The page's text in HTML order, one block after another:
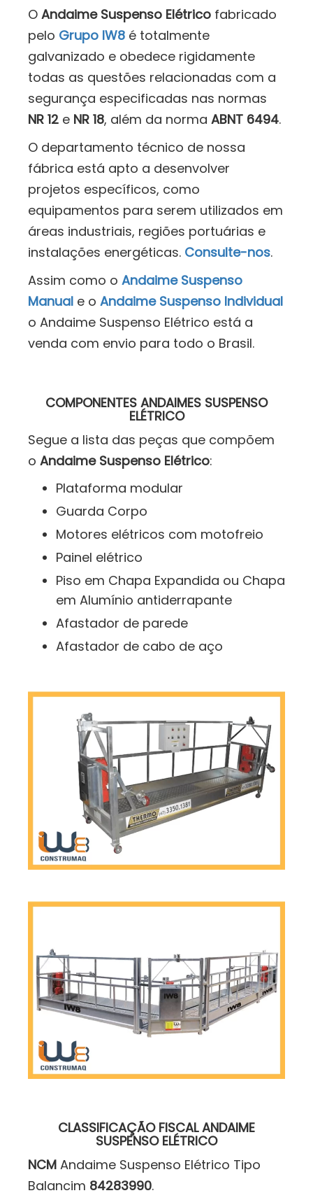
O Andaime Suspenso Elétrico fabricado
pelo Grupo IW8 é totalmente
galvanizado e obedece rigidamente
todas as questões relacionadas com a
segurança especificadas nas normas
NR 12 e NR 18, além da norma ABNT 6494.
O departamento técnico de nossa
fábrica está apto a desenvolver
projetos específicos, como
equipamentos para serem utilizados em
áreas industriais, regiões portuárias e
instalações energéticas. Consulte-nos.
Assim como o Andaime Suspenso
Manual e o Andaime Suspenso Individual
o Andaime Suspenso Elétrico está a
venda com envio para todo o Brasil.
COMPONENTES ANDAIMES SUSPENSO
ELÉTRICO
Segue a lista das peças que compõem
o Andaime Suspenso Elétrico:
Plataforma modular
Guarda Corpo
Motores elétricos com motofreio
Painel elétrico
Piso em Chapa Expandida ou Chapa
em Alumínio antiderrapante
Afastador de parede
Afastador de cabo de aço
CLASSIFICAÇÃO FISCAL ANDAIME
SUSPENSO ELÉTRICO
NCM Andaime Suspenso Elétrico Tipo
Balancim 84283990.